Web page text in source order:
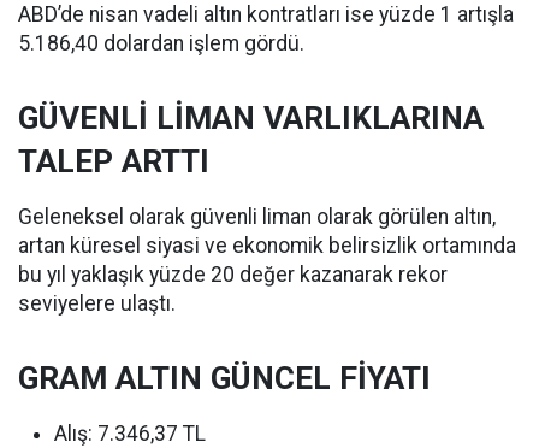
ABD’de nisan vadeli altın kontratları ise yüzde 1 artışla
5.186,40 dolardan işlem gördü.
GÜVENLİ LİMAN VARLIKLARINA
TALEP ARTTI
Geleneksel olarak güvenli liman olarak görülen altın,
artan küresel siyasi ve ekonomik belirsizlik ortamında
bu yıl yaklaşık yüzde 20 değer kazanarak rekor
seviyelere ulaştı.
GRAM ALTIN GÜNCEL FİYATI
Alış: 7.346,37 TL